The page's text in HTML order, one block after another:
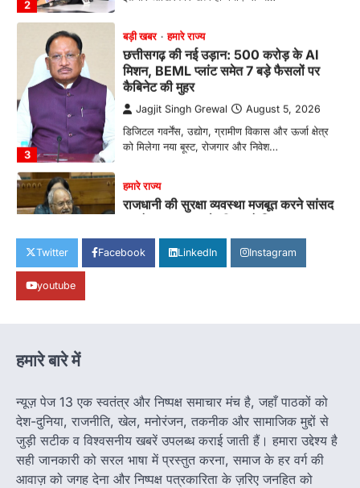
छत्तीसगढ़ की नई उड़ान: 500 करोड़ के AI
मिशन, BEML प्लांट समेत 7 बड़े फैसलों पर
कैबिनेट की मुहर
Jagjit Singh Grewal
डिजिटल गवर्नेंस, उद्योग, ग्रामीण विकास और ऊर्जा क्षेत्र
राजधानी की सुरक्षा व्यवस्था मजबूत करने सांसद
बृजमोहन अग्रवाल ने सीएम को लिखा पत्र
Jagjit Singh Grewal August 5, 2026
कमिश्नरेट के पुनर्गठन, 660 रिक्त पद भरने और 500
अतिरिक्त पुलिसकर्मियों की तैनाती की मांग…
संयुक्त ऑपरेशन में एक नियोक्ता गिरफ्तार
हमारे राज्य
8 साल का इंतजार खत्म: 156 खिलाड़ियों को
मिला उत्कृष्ट खिलाड़ी का दर्जा, सरकारी नौकरी
का रास्ता साफ
Twitter Facebook LinkedIn Instagram
youtube
हमारे बारे में
न्यूज़ पेज 13 एक स्वतंत्र और निष्पक्ष समाचार मंच है, जहाँ पाठकों को
देश-दुनिया, राजनीति, खेल, मनोरंजन, तकनीक और सामाजिक मुद्दों से
जुड़ी सटीक व विश्वसनीय खबरें उपलब्ध कराई जाती हैं। हमारा उद्देश्य है
सही जानकारी को सरल भाषा में प्रस्तुत करना, समाज के हर वर्ग की
आवाज़ को जगह देना और निष्पक्ष पत्रकारिता के ज़रिए जनहित को